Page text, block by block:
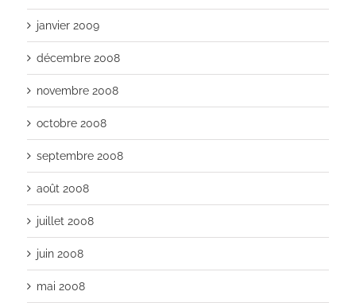
janvier 2009
décembre 2008
novembre 2008
octobre 2008
septembre 2008
août 2008
juillet 2008
juin 2008
mai 2008